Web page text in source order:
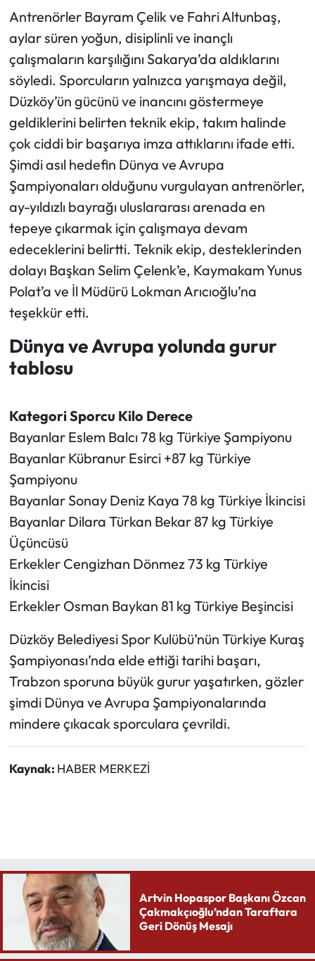
Antrenörler Bayram Çelik ve Fahri Altunbaş,
aylar süren yoğun, disiplinli ve inançlı
çalışmaların karşılığını Sakarya’da aldıklarını
söyledi. Sporcuların yalnızca yarışmaya değil,
Düzköy’ün gücünü ve inancını göstermeye
geldiklerini belirten teknik ekip, takım halinde
çok ciddi bir başarıya imza attıklarını ifade etti.
Şimdi asıl hedefin Dünya ve Avrupa
Şampiyonaları olduğunu vurgulayan antrenörler,
ay-yıldızlı bayrağı uluslararası arenada en
tepeye çıkarmak için çalışmaya devam
edeceklerini belirtti. Teknik ekip, desteklerinden
dolayı Başkan Selim Çelenk’e, Kaymakam Yunus
Polat’a ve İl Müdürü Lokman Arıcıoğlu’na
teşekkür etti.
Dünya ve Avrupa yolunda gurur
tablosu
Kategori Sporcu Kilo Derece
Bayanlar Eslem Balcı 78 kg Türkiye Şampiyonu
Bayanlar Kübranur Esirci +87 kg Türkiye
Şampiyonu
Bayanlar Sonay Deniz Kaya 78 kg Türkiye İkincisi
Bayanlar Dilara Türkan Bekar 87 kg Türkiye
Üçüncüsü
Erkekler Cengizhan Dönmez 73 kg Türkiye
İkincisi
Erkekler Osman Baykan 81 kg Türkiye Beşincisi
Düzköy Belediyesi Spor Kulübü’nün Türkiye Kuraş
Şampiyonası’nda elde ettiği tarihi başarı,
Trabzon sporuna büyük gurur yaşatırken, gözler
şimdi Dünya ve Avrupa Şampiyonalarında
mindere çıkacak sporculara çevrildi.
Kaynak: HABER MERKEZİ
Artvin Hopaspor Başkanı Özcan
Çakmakçıoğlu’ndan Taraftara
Geri Dönüş Mesajı